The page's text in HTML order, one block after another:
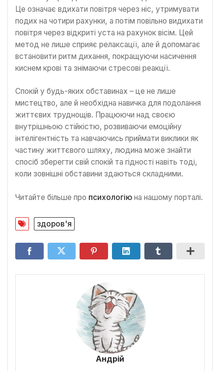
Це означає вдихати повітря через ніс, утримувати
подих на чотири рахунки, а потім повільно видихати
повітря через відкриті уста на рахунок вісім. Цей
метод не лише сприяє релаксації, але й допомагає
встановити ритм дихання, покращуючи насичення
киснем крові та знімаючи стресові реакції.
Спокій у будь-яких обставинах – це не лише
мистецтво, але й необхідна навичка для подолання
життєвих труднощів. Працюючи над своєю
внутрішньою стійкістю, розвиваючи емоційну
інтелігентність та навчаючись приймати виклики як
частину життєвого шляху, людина може знайти
спосіб зберегти свій спокій та гідності навіть тоді,
коли зовнішні обставини здаються складними.
Читайте більше про психологію на нашому порталі.
здоров'я
Андрій